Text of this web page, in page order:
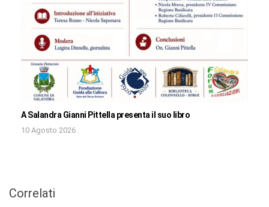
A Salandra Gianni Pittella presenta il suo libro
10 Agosto 2026
Correlati